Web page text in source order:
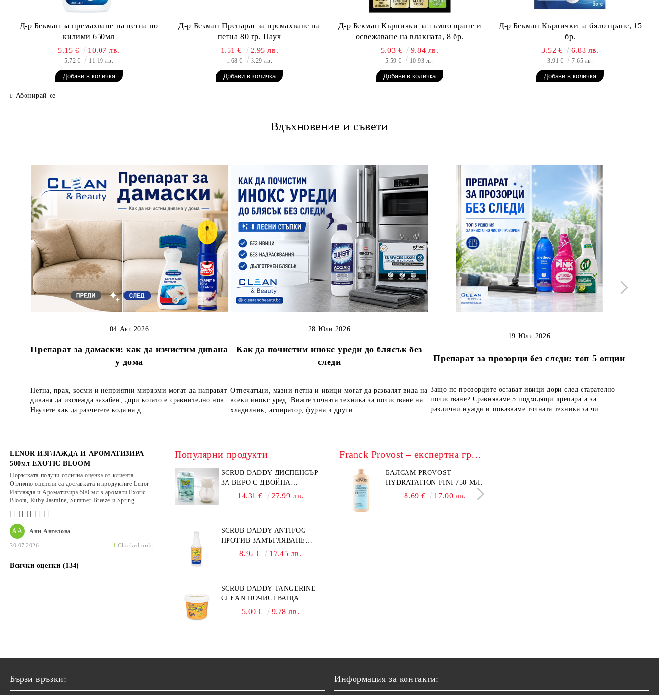
Д-р Бекман за премахване на петна по
килими 650мл
5.15 € 10.07 лв.
5.72 € 11.19 лв.
Д-р Бекман Препарат за премахване на
петна 80 гр. Пауч
1.51 € 2.95 лв.
1.68 € 3.29 лв.
Д-р Бекман Кърпички за тъмно пране и
освежаване на влакната, 8 бр.
5.03 € 9.84 лв.
5.59 € 10.93 лв.
Д-р Бекман Кърпички за бяло пране, 15
бр.
3.52 € 6.88 лв.
3.91 € 7.65 лв.
Абонирай се
Вдъхновение и съвети
Препарат за дамаски: как да изчистим дивана
у дома
04 Авг 2026
Петна, прах, косми и неприятни миризми могат да направят
дивана да изглежда захабен, дори когато е сравнително нов.
Научете как да разчетете кода на д...
Как да почистим инокс уреди до блясък без
следи
28 Юли 2026
Отпечатъци, мазни петна и ивици могат да развалят вида на
всеки инокс уред. Вижте точната техника за почистване на
хладилник, аспиратор, фурна и други...
Препарат за прозорци без следи: топ 5 опции
19 Юли 2026
Защо по прозорците остават ивици дори след старателно
почистване? Сравняваме 5 подходящи препарата за
различни нужди и показваме точната техника за чи...
АА Ани Ангелова
30.07.2026 Checked order
LENOR ИЗГЛАЖДА И АРОМАТИЗИРА
500мл EXOTIC BLOOM
Поръчката получи отлична оценка от клиента.
Отлично оценени са доставката и продуктите Lenor
Изглажда и Ароматизира 500 мл в аромати Exotic
Bloom, Ruby Jasmine, Summer Breeze и Spring
Всички оценки (134)
Популярни продукти
SCRUB DADDY ДИСПЕНСЪР
ЗА ВЕРО С ДВОЙНА
ФУНКЦИЯ
14.31 € 27.99 лв.
SCRUB DADDY ANTIFOG
ПРОТИВ ЗАМЪГЛЯВАНЕ
50МЛ8.92 € 17.45 лв.
SCRUB DADDY TANGERINE
CLEAN ПОЧИСТВАЩА
ПАСТА 500ГР
5.00 € 9.78 лв.
Franck Provost – експертна грижа
БАЛСАМ PROVOST
HYDRATATION FINI 750 МЛ.
8.69 € 17.00 лв.
Бързи връзки: Информация за контакти: